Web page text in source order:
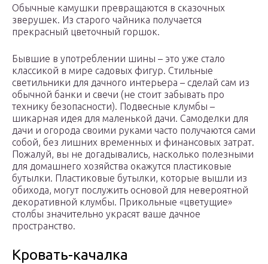
Обычные камушки превращаются в сказочных
зверушек. Из старого чайника получается
прекрасный цветочный горшок.
Бывшие в употреблении шины – это уже стало
классикой в мире садовых фигур. Стильные
светильники для дачного интерьера – сделай сам из
обычной банки и свечи (не стоит забывать про
технику безопасности). Подвесные клумбы –
шикарная идея для маленькой дачи. Самоделки для
дачи и огорода своими руками часто получаются сами
собой, без лишних временных и финансовых затрат.
Пожалуй, вы не догадывались, насколько полезными
для домашнего хозяйства окажутся пластиковые
бутылки. Пластиковые бутылки, которые вышли из
обихода, могут послужить основой для невероятной
декоративной клумбы. Прикольные «цветущие»
столбы значительно украсят ваше дачное
пространство.
Кровать-качалка